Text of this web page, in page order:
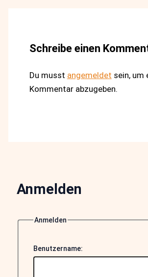
Schreibe einen
Du musst angemeldet sein, um
Kommentar abzugeben.
Anmelden
Anmelden
Benutzername: